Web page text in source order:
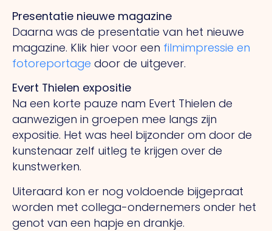
Presentatie nieuwe magazine
Daarna was de presentatie van het nieuwe
magazine. Klik hier voor een filmimpressie en
fotoreportage door de uitgever.
Evert Thielen expositie
Na een korte pauze nam Evert Thielen de
aanwezigen in groepen mee langs zijn
expositie. Het was heel bijzonder om door de
kunstenaar zelf uitleg te krijgen over de
kunstwerken.
Uiteraard kon er nog voldoende bijgepraat
worden met collega-ondernemers onder het
genot van een hapje en drankje.